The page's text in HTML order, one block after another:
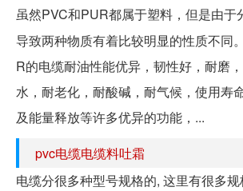
虽然PVC和PUR都属于塑料，但是由于
导致两种物质有着比较明显的性质不同
R的电缆耐油性能优异，韧性好，耐磨
水，耐老化，耐酸碱，耐气候，使用寿
及能量释放等许多优异的功能，...
pvc电缆电缆料吐霜
电缆分很多种型号规格的, 这里有很多